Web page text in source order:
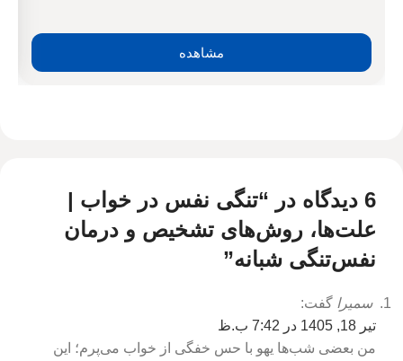
مشاهده
6 دیدگاه در “
تنگی نفس در خواب |
علت‌ها، روش‌های تشخیص و درمان
نفس‌تنگی شبانه”
سمیرا گفت:
تیر 18, 1405 در 7:42 ب.ظ
من بعضی شب‌ها یهو با حس خفگی از خواب می‌پرم؛ این